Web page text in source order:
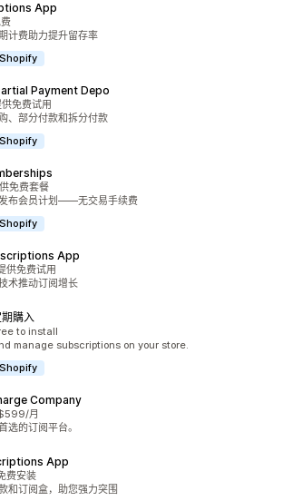
App
）
计费助力提升留存率
Payment Depo
星）
免费试用
、部分付款和拆分付款
星）
免费套餐
布会员计划——无交易手续费
App
星）
供免费试用
术推动订阅增长
購入
星）to install
manage subscriptions on your store.
Company
星）
论
月
选的订阅平台。
App
星）
费安装
和订阅盒，助您强力突围